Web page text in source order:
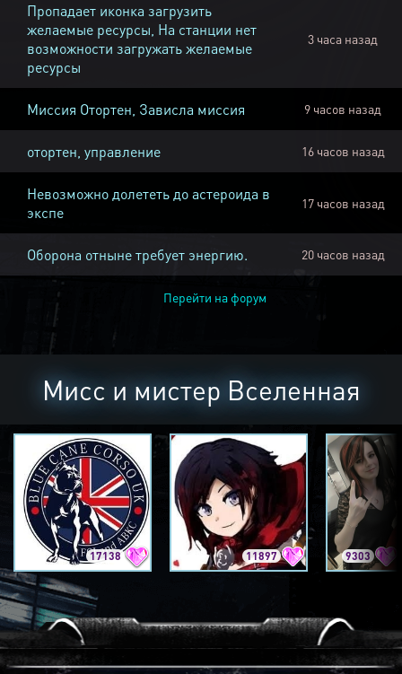
Пропадает иконка загрузить
желаемые ресурсы, На станции нет
возможности загружать желаемые
ресурсы
3 часа назад
Миссия Отортен, Зависла миссия 9 часов назад
отортен, управление 16 часов назад
Невозможно долететь до астероида в
экспе
17 часов назад
Оборона отныне требует энергию. 20 часов назад
Перейти на форум
Мисс и мистер Вселенная
17138 11897 9303